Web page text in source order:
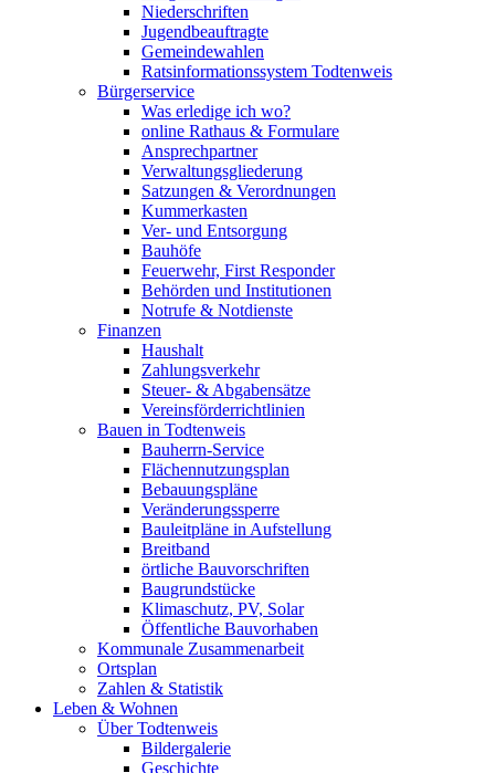
Niederschriften
Jugendbeauftragte
Gemeindewahlen
Ratsinformationssystem Todtenweis
Bürgerservice
Was erledige ich wo?
online Rathaus & Formulare
Ansprechpartner
Verwaltungsgliederung
Satzungen & Verordnungen
Kummerkasten
Ver- und Entsorgung
Bauhöfe
Feuerwehr, First Responder
Behörden und Institutionen
Notrufe & Notdienste
Finanzen
Haushalt
Zahlungsverkehr
Steuer- & Abgabensätze
Vereinsförderrichtlinien
Bauen in Todtenweis
Bauherrn-Service
Flächennutzungsplan
Bebauungspläne
Veränderungssperre
Bauleitpläne in Aufstellung
Breitband
örtliche Bauvorschriften
Baugrundstücke
Klimaschutz, PV, Solar
Öffentliche Bauvorhaben
Kommunale Zusammenarbeit
Ortsplan
Zahlen & Statistik
Leben & Wohnen
Über Todtenweis
Bildergalerie
Geschichte